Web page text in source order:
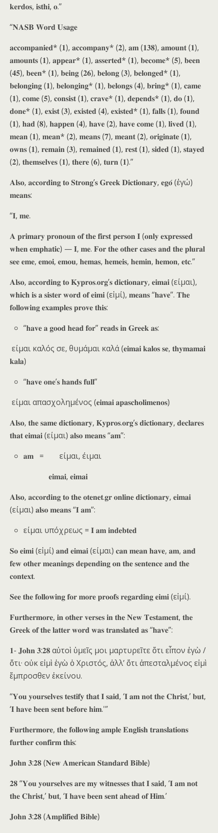
𝐤𝐞𝐫𝐝𝐨𝐬, 𝐢𝐬𝐭𝐡𝐢, 𝐨.”
“𝐍𝐀𝐒𝐁 𝐖𝐨𝐫𝐝 𝐔𝐬𝐚𝐠𝐞
𝐚𝐜𝐜𝐨𝐦𝐩𝐚𝐧𝐢𝐞𝐝* (𝟏), 𝐚𝐜𝐜𝐨𝐦𝐩𝐚𝐧𝐲* (𝟐), 𝐚𝐦 (𝟏𝟑𝟖), 𝐚𝐦𝐨𝐮𝐧𝐭 (𝟏),
𝐚𝐦𝐨𝐮𝐧𝐭𝐬 (𝟏), 𝐚𝐩𝐩𝐞𝐚𝐫* (𝟏), 𝐚𝐬𝐬𝐞𝐫𝐭𝐞𝐝* (𝟏), 𝐛𝐞𝐜𝐨𝐦𝐞* (𝟓), 𝐛𝐞𝐞𝐧
(𝟒𝟓), 𝐛𝐞𝐞𝐧* (𝟏), 𝐛𝐞𝐢𝐧𝐠 (𝟐𝟔), 𝐛𝐞𝐥𝐨𝐧𝐠 (𝟑), 𝐛𝐞𝐥𝐨𝐧𝐠𝐞𝐝* (𝟏),
𝐛𝐞𝐥𝐨𝐧𝐠𝐢𝐧𝐠 (𝟏), 𝐛𝐞𝐥𝐨𝐧𝐠𝐢𝐧𝐠* (𝟏), 𝐛𝐞𝐥𝐨𝐧𝐠𝐬 (𝟒), 𝐛𝐫𝐢𝐧𝐠* (𝟏), 𝐜𝐚𝐦𝐞
(𝟏), 𝐜𝐨𝐦𝐞 (𝟓), 𝐜𝐨𝐧𝐬𝐢𝐬𝐭 (𝟏), 𝐜𝐫𝐚𝐯𝐞* (𝟏), 𝐝𝐞𝐩𝐞𝐧𝐝𝐬* (𝟏), 𝐝𝐨 (𝟏),
𝐝𝐨𝐧𝐞* (𝟏), 𝐞𝐱𝐢𝐬𝐭 (𝟑), 𝐞𝐱𝐢𝐬𝐭𝐞𝐝 (𝟒), 𝐞𝐱𝐢𝐬𝐭𝐞𝐝* (𝟏), 𝐟𝐚𝐥𝐥𝐬 (𝟏), 𝐟𝐨𝐮𝐧𝐝
(𝟏), 𝐡𝐚𝐝 (𝟖), 𝐡𝐚𝐩𝐩𝐞𝐧 (𝟒), 𝐡𝐚𝐯𝐞 (𝟐), 𝐡𝐚𝐯𝐞 𝐜𝐨𝐦𝐞 (𝟏), 𝐥𝐢𝐯𝐞𝐝 (𝟏),
𝐦𝐞𝐚𝐧 (𝟏), 𝐦𝐞𝐚𝐧* (𝟐), 𝐦𝐞𝐚𝐧𝐬 (𝟕), 𝐦𝐞𝐚𝐧𝐭 (𝟐), 𝐨𝐫𝐢𝐠𝐢𝐧𝐚𝐭𝐞 (𝟏),
𝐨𝐰𝐧𝐬 (𝟏), 𝐫𝐞𝐦𝐚𝐢𝐧 (𝟑), 𝐫𝐞𝐦𝐚𝐢𝐧𝐞𝐝 (𝟏), 𝐫𝐞𝐬𝐭 (𝟏), 𝐬𝐢𝐝𝐞𝐝 (𝟏), 𝐬𝐭𝐚𝐲𝐞𝐝
(𝟐), 𝐭𝐡𝐞𝐦𝐬𝐞𝐥𝐯𝐞𝐬 (𝟏), 𝐭𝐡𝐞𝐫𝐞 (𝟔), 𝐭𝐮𝐫𝐧 (𝟏).”
𝐀𝐥𝐬𝐨, 𝐚𝐜𝐜𝐨𝐫𝐝𝐢𝐧𝐠 𝐭𝐨 𝐒𝐭𝐫𝐨𝐧𝐠’𝐬 𝐆𝐫𝐞𝐞𝐤 𝐃𝐢𝐜𝐭𝐢𝐨𝐧𝐚𝐫𝐲, 𝐞𝐠𝐨́ (ἐγώ)
𝐦𝐞𝐚𝐧𝐬:
“𝐈, 𝐦𝐞.
𝐀 𝐩𝐫𝐢𝐦𝐚𝐫𝐲 𝐩𝐫𝐨𝐧𝐨𝐮𝐧 𝐨𝐟 𝐭𝐡𝐞 𝐟𝐢𝐫𝐬𝐭 𝐩𝐞𝐫𝐬𝐨𝐧 𝐈 (𝐨𝐧𝐥𝐲 𝐞𝐱𝐩𝐫𝐞𝐬𝐬𝐞𝐝
𝐰𝐡𝐞𝐧 𝐞𝐦𝐩𝐡𝐚𝐭𝐢𝐜) — 𝐈, 𝐦𝐞. 𝐅𝐨𝐫 𝐭𝐡𝐞 𝐨𝐭𝐡𝐞𝐫 𝐜𝐚𝐬𝐞𝐬 𝐚𝐧𝐝 𝐭𝐡𝐞 𝐩𝐥𝐮𝐫𝐚𝐥
𝐬𝐞𝐞 𝐞𝐦𝐞, 𝐞𝐦𝐨𝐢, 𝐞𝐦𝐨𝐮, 𝐡𝐞𝐦𝐚𝐬, 𝐡𝐞𝐦𝐞𝐢𝐬, 𝐡𝐞𝐦𝐢𝐧, 𝐡𝐞𝐦𝐨𝐧, 𝐞𝐭𝐜.”
𝐀𝐥𝐬𝐨, 𝐚𝐜𝐜𝐨𝐫𝐝𝐢𝐧𝐠 𝐭𝐨 𝐊𝐲𝐩𝐫𝐨𝐬.𝐨𝐫𝐠’𝐬 𝐝𝐢𝐜𝐭𝐢𝐨𝐧𝐚𝐫𝐲, 𝐞𝐢𝐦𝐚𝐢 (είμαι),
𝐰𝐡𝐢𝐜𝐡 𝐢𝐬 𝐚 𝐬𝐢𝐬𝐭𝐞𝐫 𝐰𝐨𝐫𝐝 𝐨𝐟 𝐞𝐢𝐦𝐢 (εἰμί), 𝐦𝐞𝐚𝐧𝐬 “𝐡𝐚𝐯𝐞”. 𝐓𝐡𝐞
𝐟𝐨𝐥𝐥𝐨𝐰𝐢𝐧𝐠 𝐞𝐱𝐚𝐦𝐩𝐥𝐞𝐬 𝐩𝐫𝐨𝐯𝐞 𝐭𝐡𝐢𝐬:
“𝐡𝐚𝐯𝐞 𝐚 𝐠𝐨𝐨𝐝 𝐡𝐞𝐚𝐝 𝐟𝐨𝐫” 𝐫𝐞𝐚𝐝𝐬 𝐢𝐧 𝐆𝐫𝐞𝐞𝐤 𝐚𝐬:
είμαι καλός σε, θυμάμαι καλά (𝐞𝐢𝐦𝐚𝐢 𝐤𝐚𝐥𝐨𝐬 𝐬𝐞, 𝐭𝐡𝐲𝐦𝐚𝐦𝐚𝐢
𝐤𝐚𝐥𝐚)
“𝐡𝐚𝐯𝐞 𝐨𝐧𝐞’𝐬 𝐡𝐚𝐧𝐝𝐬 𝐟𝐮𝐥𝐥”
είμαι απασχολημένος (𝐞𝐢𝐦𝐚𝐢 𝐚𝐩𝐚𝐬𝐜𝐡𝐨𝐥𝐢𝐦𝐞𝐧𝐨𝐬)
𝐀𝐥𝐬𝐨, 𝐭𝐡𝐞 𝐬𝐚𝐦𝐞 𝐝𝐢𝐜𝐭𝐢𝐨𝐧𝐚𝐫𝐲, 𝐊𝐲𝐩𝐫𝐨𝐬.𝐨𝐫𝐠’𝐬 𝐝𝐢𝐜𝐭𝐢𝐨𝐧𝐚𝐫𝐲, 𝐝𝐞𝐜𝐥𝐚𝐫𝐞𝐬
𝐭𝐡𝐚𝐭 𝐞𝐢𝐦𝐚𝐢 (είμαι) 𝐚𝐥𝐬𝐨 𝐦𝐞𝐚𝐧𝐬 “𝐚𝐦”:
𝐚𝐦 = είμαι, έιμαι
𝐞𝐢𝐦𝐚𝐢, 𝐞𝐢𝐦𝐚𝐢
𝐀𝐥𝐬𝐨, 𝐚𝐜𝐜𝐨𝐫𝐝𝐢𝐧𝐠 𝐭𝐨 𝐭𝐡𝐞 𝐨𝐭𝐞𝐧𝐞𝐭.𝐠𝐫 𝐨𝐧𝐥𝐢𝐧𝐞 𝐝𝐢𝐜𝐭𝐢𝐨𝐧𝐚𝐫𝐲, 𝐞𝐢𝐦𝐚𝐢
(είμαι) 𝐚𝐥𝐬𝐨 𝐦𝐞𝐚𝐧𝐬 “𝐈 𝐚𝐦”:
είμαι υπόχρεως = 𝐈 𝐚𝐦 𝐢𝐧𝐝𝐞𝐛𝐭𝐞𝐝
𝐒𝐨 𝐞𝐢𝐦𝐢 (εἰμί) 𝐚𝐧𝐝 𝐞𝐢𝐦𝐚𝐢 (είμαι) 𝐜𝐚𝐧 𝐦𝐞𝐚𝐧 𝐡𝐚𝐯𝐞, 𝐚𝐦, 𝐚𝐧𝐝
𝐟𝐞𝐰 𝐨𝐭𝐡𝐞𝐫 𝐦𝐞𝐚𝐧𝐢𝐧𝐠𝐬 𝐝𝐞𝐩𝐞𝐧𝐝𝐢𝐧𝐠 𝐨𝐧 𝐭𝐡𝐞 𝐬𝐞𝐧𝐭𝐞𝐧𝐜𝐞 𝐚𝐧𝐝 𝐭𝐡𝐞
𝐜𝐨𝐧𝐭𝐞𝐱𝐭.
𝐒𝐞𝐞 𝐭𝐡𝐞 𝐟𝐨𝐥𝐥𝐨𝐰𝐢𝐧𝐠 𝐟𝐨𝐫 𝐦𝐨𝐫𝐞 𝐩𝐫𝐨𝐨𝐟𝐬 𝐫𝐞𝐠𝐚𝐫𝐝𝐢𝐧𝐠 𝐞𝐢𝐦𝐢 (εἰμί).
𝐅𝐮𝐫𝐭𝐡𝐞𝐫𝐦𝐨𝐫𝐞, 𝐢𝐧 𝐨𝐭𝐡𝐞𝐫 𝐯𝐞𝐫𝐬𝐞𝐬 𝐢𝐧 𝐭𝐡𝐞 𝐍𝐞𝐰 𝐓𝐞𝐬𝐭𝐚𝐦𝐞𝐧𝐭, 𝐭𝐡𝐞
𝐆𝐫𝐞𝐞𝐤 𝐨𝐟 𝐭𝐡𝐞 𝐥𝐚𝐭𝐭𝐞𝐫 𝐰𝐨𝐫𝐝 𝐰𝐚𝐬 𝐭𝐫𝐚𝐧𝐬𝐥𝐚𝐭𝐞𝐝 𝐚𝐬 “𝐡𝐚𝐯𝐞”:
𝟏- 𝐉𝐨𝐡𝐧 𝟑:𝟐𝟖 αὐτοὶ ὑμεῖς μοι μαρτυρεῖτε ὅτι εἶπον ἐγὼ /
ὅτι· οὐκ εἰμὶ ἐγὼ ὁ Χριστός, ἀλλ’ ὅτι ἀπεσταλμένος εἰμὶ
ἔμπροσθεν ἐκείνου.
“𝐘𝐨𝐮 𝐲𝐨𝐮𝐫𝐬𝐞𝐥𝐯𝐞𝐬 𝐭𝐞𝐬𝐭𝐢𝐟𝐲 𝐭𝐡𝐚𝐭 𝐈 𝐬𝐚𝐢𝐝, ‘𝐈 𝐚𝐦 𝐧𝐨𝐭 𝐭𝐡𝐞 𝐂𝐡𝐫𝐢𝐬𝐭,’ 𝐛𝐮𝐭,
‘𝐈 𝐡𝐚𝐯𝐞 𝐛𝐞𝐞𝐧 𝐬𝐞𝐧𝐭 𝐛𝐞𝐟𝐨𝐫𝐞 𝐡𝐢𝐦.'”
𝐅𝐮𝐫𝐭𝐡𝐞𝐫𝐦𝐨𝐫𝐞, 𝐭𝐡𝐞 𝐟𝐨𝐥𝐥𝐨𝐰𝐢𝐧𝐠 𝐚𝐦𝐩𝐥𝐞 𝐄𝐧𝐠𝐥𝐢𝐬𝐡 𝐭𝐫𝐚𝐧𝐬𝐥𝐚𝐭𝐢𝐨𝐧𝐬
𝐟𝐮𝐫𝐭𝐡𝐞𝐫 𝐜𝐨𝐧𝐟𝐢𝐫𝐦 𝐭𝐡𝐢𝐬:
𝐉𝐨𝐡𝐧 𝟑:𝟐𝟖 (𝐍𝐞𝐰 𝐀𝐦𝐞𝐫𝐢𝐜𝐚𝐧 𝐒𝐭𝐚𝐧𝐝𝐚𝐫𝐝 𝐁𝐢𝐛𝐥𝐞)
𝟐𝟖 “𝐘𝐨𝐮 𝐲𝐨𝐮𝐫𝐬𝐞𝐥𝐯𝐞𝐬 𝐚𝐫𝐞 𝐦𝐲 𝐰𝐢𝐭𝐧𝐞𝐬𝐬𝐞𝐬 𝐭𝐡𝐚𝐭 𝐈 𝐬𝐚𝐢𝐝, ‘𝐈 𝐚𝐦 𝐧𝐨𝐭
𝐭𝐡𝐞 𝐂𝐡𝐫𝐢𝐬𝐭,’ 𝐛𝐮𝐭, ‘𝐈 𝐡𝐚𝐯𝐞 𝐛𝐞𝐞𝐧 𝐬𝐞𝐧𝐭 𝐚𝐡𝐞𝐚𝐝 𝐨𝐟 𝐇𝐢𝐦.’
𝐉𝐨𝐡𝐧 𝟑:𝟐𝟖 (𝐀𝐦𝐩𝐥𝐢𝐟𝐢𝐞𝐝 𝐁𝐢𝐛𝐥𝐞)